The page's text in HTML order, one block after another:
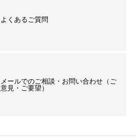
よくあるご質問
メールでのご相談・お問い合わせ（ご
意見・ご要望）